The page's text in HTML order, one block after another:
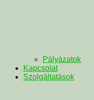
Pályázatok
Kapcsolat
Szolgáltatások